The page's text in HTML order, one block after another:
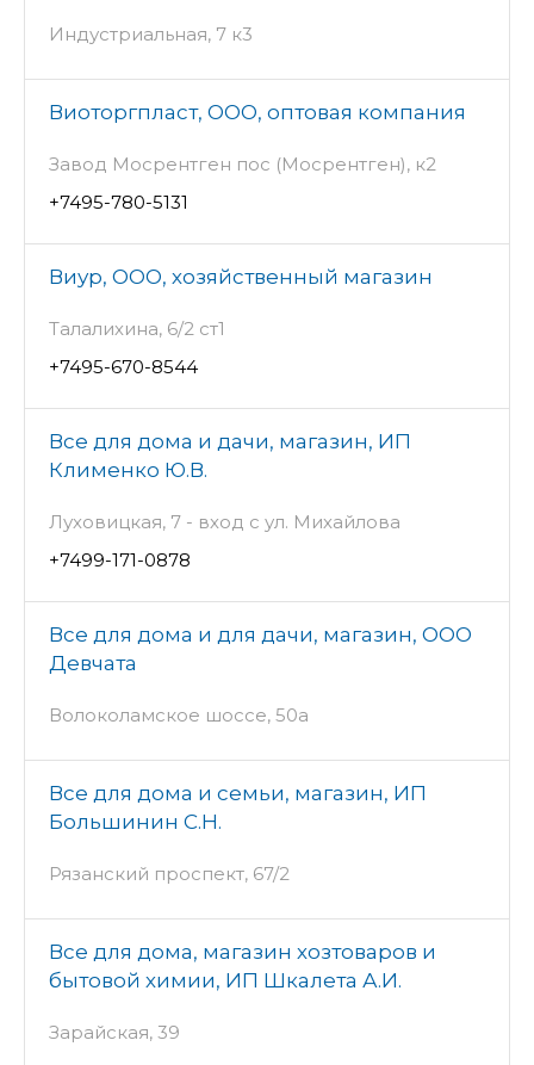
Индустриальная, 7 к3
Виоторгпласт, ООО, оптовая компания
Завод Мосрентген пос (Мосрентген), к2
+7495-780-5131
Виур, ООО, хозяйственный магазин
Талалихина, 6/2 ст1
+7495-670-8544
Все для дома и дачи, магазин, ИП
Клименко Ю.В.
Луховицкая, 7 - вход с ул. Михайлова
+7499-171-0878
Все для дома и для дачи, магазин, ООО
Девчата
Волоколамское шоссе, 50а
Все для дома и семьи, магазин, ИП
Большинин С.Н.
Рязанский проспект, 67/2
Все для дома, магазин хозтоваров и
бытовой химии, ИП Шкалета А.И.
Зарайская, 39